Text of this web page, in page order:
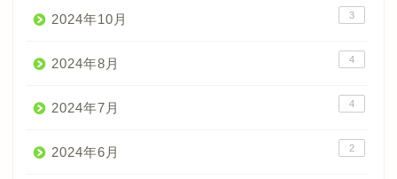
2024年10月 3
2024年8月 4
2024年7月 4
2024年6月 2